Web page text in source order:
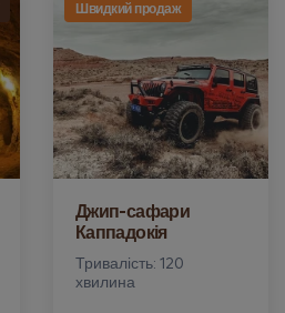
Швидкий продаж
Джип-сафари
Каппадокія
Тривалість: 120
хвилина